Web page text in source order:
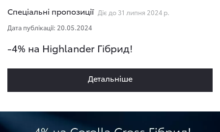
Спеціальні пропозиції Діє до 31 липня 2024 р.
Дата публікації: 20.05.2024
-4% на Highlander Гібрид!
Детальнiше